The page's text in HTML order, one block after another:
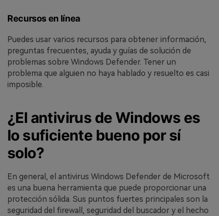
Recursos en línea
Puedes usar varios recursos para obtener información,
preguntas frecuentes, ayuda y guías de solución de
problemas sobre Windows Defender. Tener un
problema que alguien no haya hablado y resuelto es casi
imposible.
¿El antivirus de Windows es
lo suficiente bueno por sí
solo?
En general, el antivirus Windows Defender de Microsoft
es una buena herramienta que puede proporcionar una
protección sólida. Sus puntos fuertes principales son la
seguridad del firewall, seguridad del buscador y el hecho